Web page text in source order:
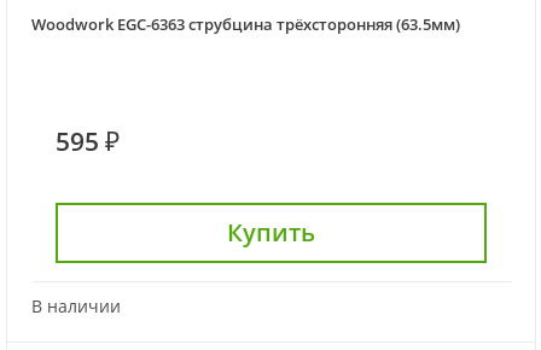
Woodwork EGC-6363 струбцина трёхсторонняя (63.5мм)
595 ₽
Купить
В наличии